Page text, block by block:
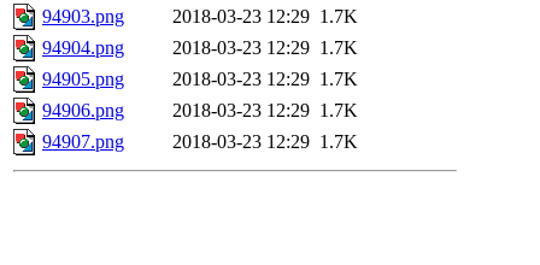
94903.png
2018-03-23 12:29 1.7K
94904.png
2018-03-23 12:29 1.7K
94905.png
2018-03-23 12:29 1.7K
94906.png
2018-03-23 12:29 1.7K
94907.png
2018-03-23 12:29 1.7K